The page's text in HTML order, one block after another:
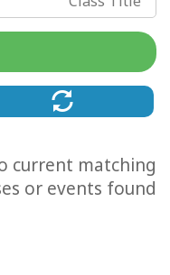
current matching
or events found.